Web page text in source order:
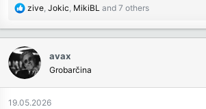
R
c
t
i
o
n
zive, Jokic, MikiBL and 7 others
avax
Grobarčina
19.05.2026